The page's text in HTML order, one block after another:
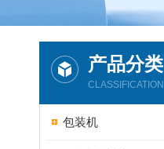
产品分类
CLASSIFICATION
包装机